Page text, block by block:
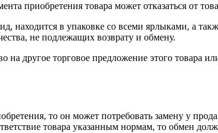
приобретения товара может отказаться от
находится в упаковке со всеми ярлыками, а
не подлежащих возврату и обмену.
на другое торговое предложение этого
то он может потребовать замену у
товара указанным нормам, то обмен